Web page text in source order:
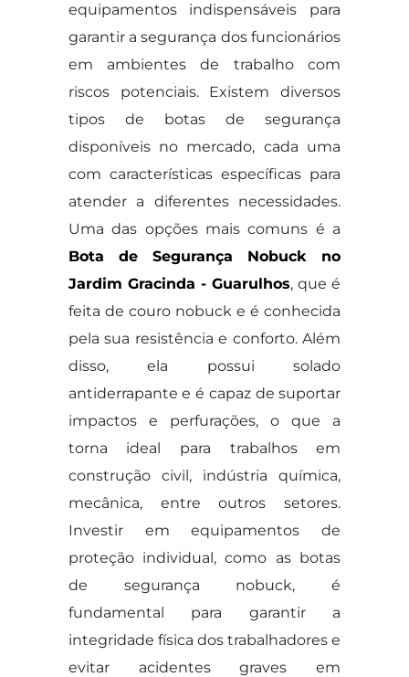
equipamentos indispensáveis para
garantir a segurança dos funcionários
em ambientes de trabalho com
riscos potenciais. Existem diversos
tipos de botas de segurança
disponíveis no mercado, cada uma
com características específicas para
atender a diferentes necessidades.
Uma das opções mais comuns é a
Bota de Segurança Nobuck no
Jardim Gracinda - Guarulhos, que é
feita de couro nobuck e é conhecida
pela sua resistência e conforto. Além
disso, ela possui solado
antiderrapante e é capaz de suportar
impactos e perfurações, o que a
torna ideal para trabalhos em
construção civil, indústria química,
mecânica, entre outros setores.
Investir em equipamentos de
proteção individual, como as botas
de segurança nobuck, é
fundamental para garantir a
integridade física dos trabalhadores e
evitar acidentes graves em